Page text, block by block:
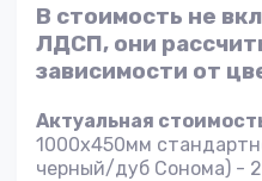
В стоимость не
ЛДСП, они
зависимости от
Актуальная
1000х450мм
черный/дуб Сонома) -